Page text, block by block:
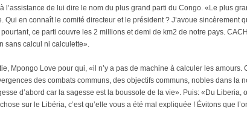
l’assistance de lui dire le nom du plus grand parti du Congo. «Le plus
Qui en connaît le comité directeur et le président ? J’avoue sincèrement
pourtant, ce parti couvre les 2 millions et demi de km2 de notre pays.
sans calcul ni calculette».
Mpongo Love pour qui, «il n’y a pas de machine à calculer les amours.
des combats communs, des objectifs communs, nobles dans la
d’abord car la sagesse est la boussole de la vie». Puis: «Du Liberia,
sur le Libéria, c’est qu’elle vous a été mal expliquée ! Évitons que